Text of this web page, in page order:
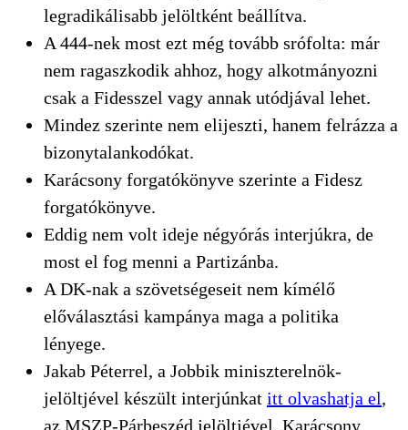
legradikálisabb jelöltként beállítva.
A 444-nek most ezt még tovább srófolta: már
nem ragaszkodik ahhoz, hogy alkotmányozni
csak a Fidesszel vagy annak utódjával lehet.
Mindez szerinte nem elijeszti, hanem felrázza a
bizonytalankodókat.
Karácsony forgatókönyve szerinte a Fidesz
forgatókönyve.
Eddig nem volt ideje négyórás interjúkra, de
most el fog menni a Partizánba.
A DK-nak a szövetségeseit nem kímélő
előválasztási kampánya maga a politika
lényege.
Jakab Péterrel, a Jobbik miniszterelnök-
jelöltjével készült interjúnkat itt olvashatja el,
az MSZP-Párbeszéd jelöltjével, Karácsony